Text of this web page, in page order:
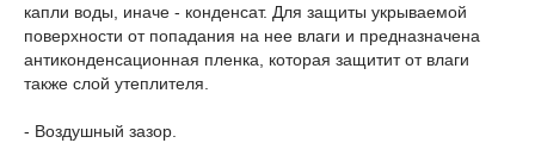
капли воды, иначе - конденсат. Для защиты укрываемой
поверхности от попадания на нее влаги и предназначена
антиконденсационная пленка, которая защитит от влаги
также слой утеплителя.
- Воздушный зазор.